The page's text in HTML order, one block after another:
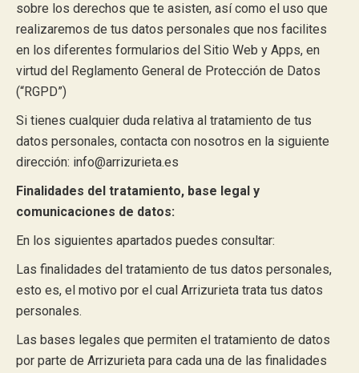
sobre los derechos que te asisten, así como el uso que
realizaremos de tus datos personales que nos facilites
en los diferentes formularios del Sitio Web y Apps, en
virtud del Reglamento General de Protección de Datos
(“RGPD”)
Si tienes cualquier duda relativa al tratamiento de tus
datos personales, contacta con nosotros en la siguiente
dirección: info@arrizurieta.es
Finalidades del tratamiento, base legal y
comunicaciones de datos:
En los siguientes apartados puedes consultar:
Las finalidades del tratamiento de tus datos personales,
esto es, el motivo por el cual Arrizurieta trata tus datos
personales.
Las bases legales que permiten el tratamiento de datos
por parte de Arrizurieta para cada una de las finalidades